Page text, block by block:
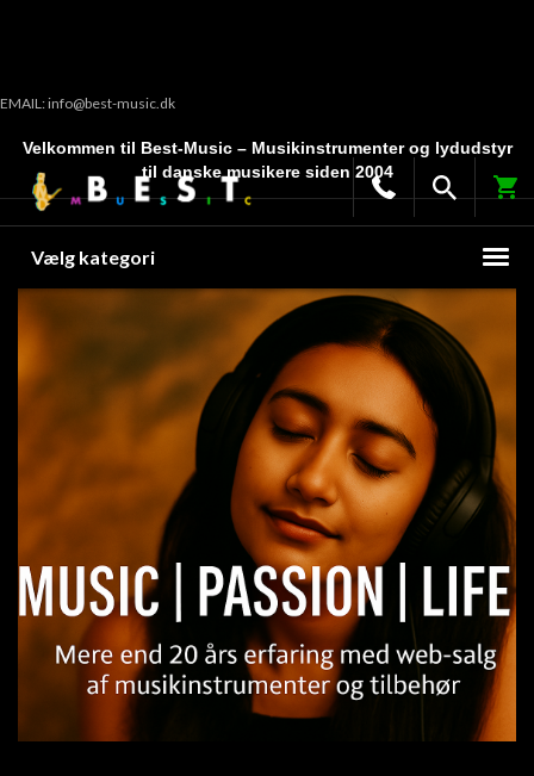
EMAIL: info@best-music.dk
Velkommen til Best-Music – Musikinstrumenter og lydudstyr
til danske musikere siden 2004
Vælg kategori